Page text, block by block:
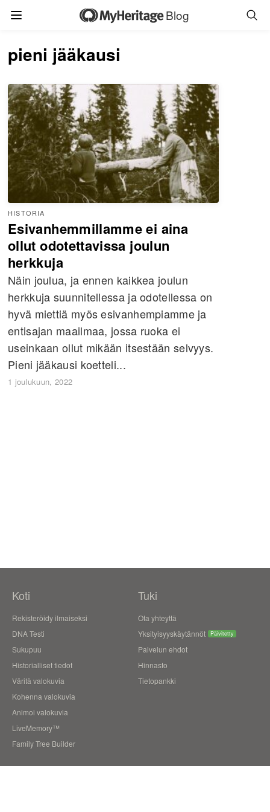
Blog
pieni jääkausi
HISTORIA
Esivanhemmillamme ei aina
ollut odotettavissa joulun
herkkuja
Näin joulua, ja ennen kaikkea joulun
herkkuja suunnitellessa ja odotellessa on
hyvä miettiä myös esivanhempiamme ja
entisajan maailmaa, jossa ruoka ei
useinkaan ollut mikään itsestään selvyys.
Pieni jääkausi koetteli...
1 joulukuun, 2022
Koti
Rekisteröidy ilmaiseksi
DNA Testi
Sukupuu
Historialliset tiedot
Väritä valokuvia
Kohenna valokuvia
Animoi valokuvia
LiveMemory™
Family Tree Builder
Tuki
Ota yhteyttä
Yksityisyyskäytännöt
Päivitetty
Palvelun ehdot
Hinnasto
Tietopankki